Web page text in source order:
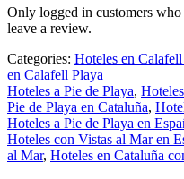
Only logged in customers
leave a review.
Categories: Hoteles en
en Calafell Playa
Hoteles a Pie de Playa,
Pie de Playa en Cataluña,
Hoteles a Pie de Playa en
Hoteles con Vistas al Mar en
al Mar, Hoteles en Cataluña